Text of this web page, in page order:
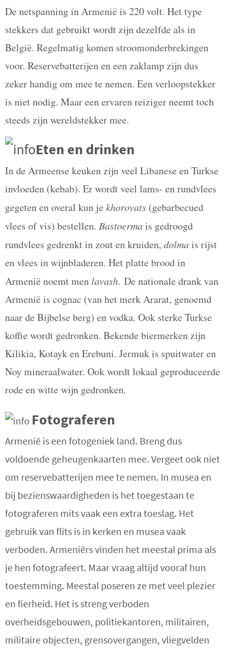
De netspanning in Armenië is 220 volt. Het type
stekkers dat gebruikt wordt zijn dezelfde als in
België. Regelmatig komen stroomonderbrekingen
voor. Reservebatterijen en een zaklamp zijn dus
zeker handig om mee te nemen. Een verloopstekker
is niet nodig. Maar een ervaren reiziger neemt toch
steeds zijn wereldstekker mee.
Eten en drinken
In de Armeense keuken zijn veel Libanese en Turkse
invloeden (kebab). Er wordt veel lams- en rundvlees
gegeten en overal kun je khorovats (gebarbecued
vlees of vis) bestellen. Bastoermais gedroogd
rundvlees gedrenkt in zout en kruiden, dolmais rijst
en vlees in wijnbladeren. Het platte brood in
Armenië noemt men lavash. De nationale drank van
Armenië is cognac (van het merk Ararat, genoemd
naar de Bijbelse berg) en vodka. Ook sterke Turkse
koffie wordt gedronken. Bekende biermerken zijn
Kilikia, Kotayk en Erebuni. Jermuk is spuitwater en
Noy mineraalwater. Ook wordt lokaal geproduceerde
rode en witte wijn gedronken.
Fotograferen
Armenië is een fotogeniek land. Breng dus
voldoende geheugenkaarten mee. Vergeet ook niet
om reservebatterijen mee te nemen. In musea en
bij bezienswaardigheden is het toegestaan te
fotograferen mits vaak een extra toeslag. Het
gebruik van flits is in kerken en musea vaak
verboden. Armeniërs vinden het meestal prima als
je hen fotografeert. Maar vraag altijd vooraf hun
toestemming. Meestal poseren ze met veel plezier
en fierheid. Het is streng verboden
overheidsgebouwen, politiekantoren, militairen,
militaire objecten, grensovergangen, vliegvelden